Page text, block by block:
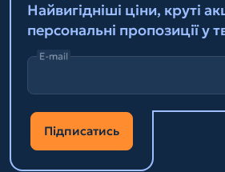
Найвигідніші ціни, круті
персональні пропозиції у
E-mail
Підписатись